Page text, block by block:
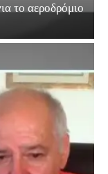
το αεροδρόμιο